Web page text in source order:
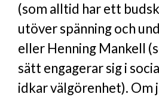
(som alltid har ett
utöver spänning och
eller Henning Mankell
sätt engagerar sig i
idkar välgörenhet). Om